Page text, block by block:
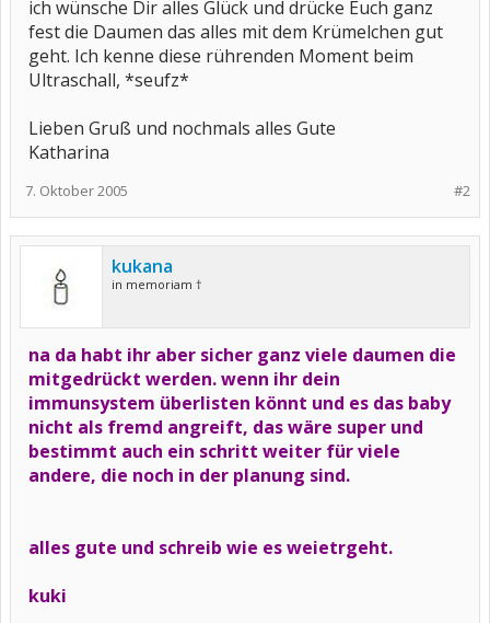
ich wünsche Dir alles Glück und drücke Euch ganz
fest die Daumen das alles mit dem Krümelchen gut
geht. Ich kenne diese rührenden Moment beim
Ultraschall, *seufz*
Lieben Gruß und nochmals alles Gute
Katharina
#2
7. Oktober 2005
kukana
in memoriam †
na da habt ihr aber sicher ganz viele daumen die
mitgedrückt werden. wenn ihr dein
immunsystem überlisten könnt und es das baby
nicht als fremd angreift, das wäre super und
bestimmt auch ein schritt weiter für viele
andere, die noch in der planung sind.
alles gute und schreib wie es weietrgeht.
kuki